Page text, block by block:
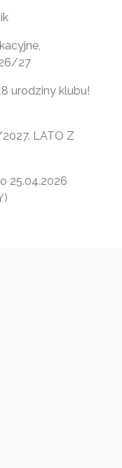
27
urodziny klubu!
LATO Z
25.04.2026